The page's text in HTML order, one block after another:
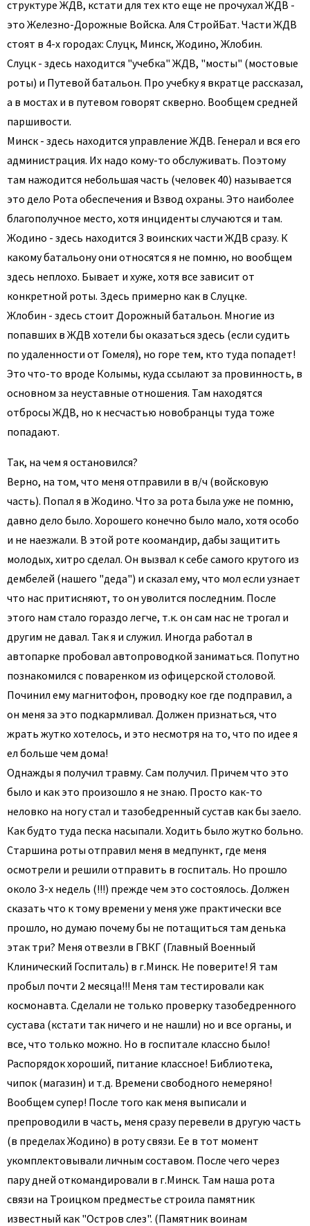
структуре ЖДВ, кстати для тех кто еще не прочухал ЖДВ -
это Железно-Дорожные Войска. Аля СтройБат. Части ЖДВ
стоят в 4-х городах: Слуцк, Минск, Жодино, Жлобин.
Слуцк - здесь находится "учебка" ЖДВ, "мосты" (мостовые
роты) и Путевой батальон. Про учебку я вкратце рассказал,
а в мостах и в путевом говорят скверно. Вообщем средней
паршивости.
Минск - здесь находится управление ЖДВ. Генерал и вся его
администрация. Их надо кому-то обслуживать. Поэтому
там нажодится небольшая часть (человек 40) называется
это дело Рота обеспечения и Взвод охраны. Это наиболее
благополучное место, хотя инциденты случаются и там.
Жодино - здесь находится 3 воинских части ЖДВ сразу. К
какому батальону они относятся я не помню, но вообщем
здесь неплохо. Бывает и хуже, хотя все зависит от
конкретной роты. Здесь примерно как в Слуцке.
Жлобин - здесь стоит Дорожный батальон. Многие из
попавших в ЖДВ хотели бы оказаться здесь (если судить
по удаленности от Гомеля), но горе тем, кто туда попадет!
Это что-то вроде Колымы, куда ссылают за провинность, в
основном за неуставные отношения. Там находятся
отбросы ЖДВ, но к несчастью новобранцы туда тоже
попадают.
Так, на чем я остановился?
Верно, на том, что меня отправили в в/ч (войсковую
часть). Попал я в Жодино. Что за рота была уже не помню,
давно дело было. Хорошего конечно было мало, хотя особо
и не наезжали. В этой роте коомандир, дабы защитить
молодых, хитро сделал. Он вызвал к себе самого крутого из
дембелей (нашего "деда") и сказал ему, что мол если узнает
что нас притисняют, то он уволится последним. После
этого нам стало гораздо легче, т.к. он сам нас не трогал и
другим не давал. Так я и служил. Иногда работал в
автопарке пробовал автопроводкой заниматься. Попутно
познакомился с поваренком из офицерской столовой.
Починил ему магнитофон, проводку кое где подправил, а
он меня за это подкармливал. Должен признаться, что
жрать жутко хотелось, и это несмотря на то, что по идее я
ел больше чем дома!
Однажды я получил травму. Сам получил. Причем что это
было и как это произошло я не знаю. Просто как-то
неловко на ногу стал и тазобедренный сустав как бы заело.
Как будто туда песка насыпали. Ходить было жутко больно.
Старшина роты отправил меня в медпункт, где меня
осмотрели и решили отправить в госпиталь. Но прошло
около 3-х недель (!!!) прежде чем это состоялось. Должен
сказать что к тому времени у меня уже практически все
прошло, но думаю почему бы не потащиться там денька
этак три? Меня отвезли в ГВКГ (Главный Военный
Клинический Госпиталь) в г.Минск. Не поверите! Я там
пробыл почти 2 месяца!!! Меня там тестировали как
космонавта. Сделали не только проверку тазобедренного
сустава (кстати так ничего и не нашли) но и все органы, и
все, что только можно. Но в госпитале классно было!
Распорядок хороший, питание классное! Библиотека,
чипок (магазин) и т.д. Времени свободного немеряно!
Вообщем супер! После того как меня выписали и
препроводили в часть, меня сразу перевели в другую часть
(в пределах Жодино) в роту связи. Ее в тот момент
укомплектовывали личным составом. После чего через
пару дней откомандировали в г.Минск. Там наша рота
связи на Троицком предместье строила памятник
известный как "Остров слез". (Памятник воинам